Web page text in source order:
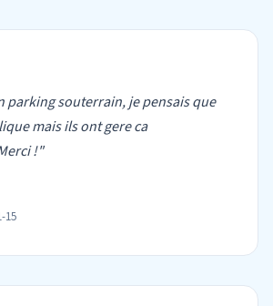
parking souterrain, je pensais que
mais ils ont gere ca
!"
15